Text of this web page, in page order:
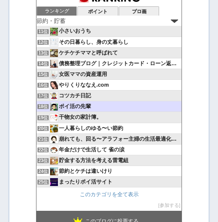
ランキング ポイント ブロ画
11位 小さいおうち
12位 その日暮らし、身の丈暮らし
13位 ケチケチママと呼ばれて
14位 債務整理ブログ｜クレジットカード・ローン返済で悩んでいる方へ
15位 女医ママの資産運用
16位 やりくりななえ.com
17位 コツカチ日記
18位 ポイ活の先輩
19位 干物女の家計簿。
20位 一人暮らしのゆる〜い節約
21位 崩れても、回る〜アラフォー主婦の生活最適化日記
22位 年金だけで生活して 雀の涙
23位 貯金する方法を考える雷電組
24位 節約とケチは違いけり
25位 まったりポイ活サイト
このカテゴリを全て表示
参加する
このブログに投票する